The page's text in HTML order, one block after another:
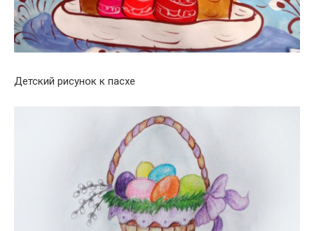
Детский рисунок к пасхе